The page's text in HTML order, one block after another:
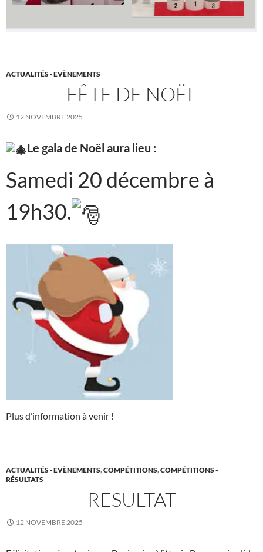
ACTUALITÉS - EVÈNEMENTS
FÊTE DE NOËL
12 NOVEMBRE 2025
Le gala de Noël aura lieu :
Samedi 20 décembre à
19h30.
Plus d’information à venir !
ACTUALITÉS - EVÈNEMENTS,COMPÉTITIONS,COMPÉTITIONS -
RÉSULTATS
RESULTAT
12 NOVEMBRE 2025